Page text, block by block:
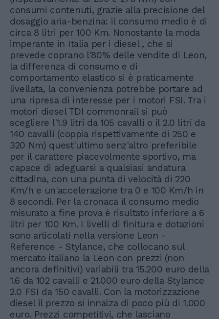
consumi contenuti, grazie alla precisione del
dosaggio aria-benzina: il consumo medio è di
circa 8 litri per 100 Km. Nonostante la moda
imperante in Italia per i diesel , che si
prevede coprano l'80% delle vendite di Leon,
la differenza di consumo e di
comportamento elastico si è praticamente
livellata, la convenienza potrebbe portare ad
una ripresa di interesse per i motori FSI. Tra i
motori diesel TDI commonrail si può
scegliere l'1.9 litri da 105 cavalli o il 2.0 litri da
140 cavalli (coppia rispettivamente di 250 e
320 Nm) quest'ultimo senz'altro preferibile
per il carattere piacevolmente sportivo, ma
capace di adeguarsi a qualsiasi andatura
cittadina, con una punta di velocità di 220
Km/h e un'accelerazione tra 0 e 100 Km/h in
8 secondi. Per la cronaca il consumo medio
misurato a fine prova è risultato inferiore a 6
litri per 100 Km. I livelli di finitura e dotazioni
sono articolati nella versione Leon -
Reference - Stylance, che collocano sul
mercato italiano la Leon con prezzi (non
ancora definitivi) variabili tra 15.200 euro della
1.6 da 102 cavalli e 21.000 euro della Stylance
2.0 FSI da 150 cavalli. Con la motorizzazione
diesel il prezzo si innalza di poco più di 1.000
euro. Prezzi competitivi, che lasciano